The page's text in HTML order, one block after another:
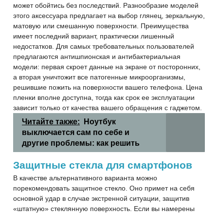
может обойтись без последствий. Разнообразие моделей
этого аксессуара предлагает на выбор глянец, зеркальную,
матовую или смешанную поверхности. Преимущества
имеет последний вариант, практически лишенный
недостатков. Для самых требовательных пользователей
предлагаются антишпионская и антибактериальная
модели: первая скроет данные на экране от посторонних,
а вторая уничтожит все патогенные микроорганизмы,
решившие пожить на поверхности вашего телефона. Цена
пленки вполне доступна, тогда как срок ее эксплуатации
зависит только от качества вашего обращения с гаджетом.
Читайте также:
Ноутбук
выключается сам по себе и
другие проблемы: как решить
Защитные стекла для смартфонов
В качестве альтернативного варианта можно
порекомендовать защитное стекло. Оно примет на себя
основной удар в случае экстренной ситуации, защитив
«штатную» стеклянную поверхность. Если вы намерены